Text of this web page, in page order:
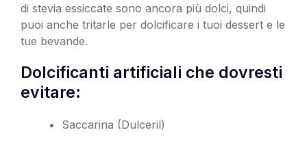
di stevia essiccate sono ancora più dolci, quindi
puoi anche tritarle per dolcificare i tuoi dessert e le
tue bevande.
Dolcificanti artificiali che dovresti
evitare:
Saccarina (Dulceril)